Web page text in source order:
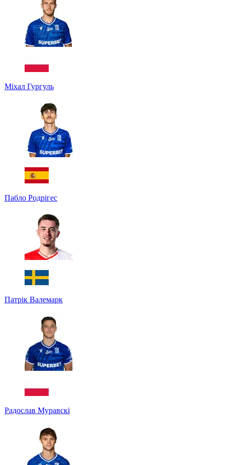
Міхал Гургуль
Пабло Родрігес
Патрік Валемарк
Радослав Муравскі